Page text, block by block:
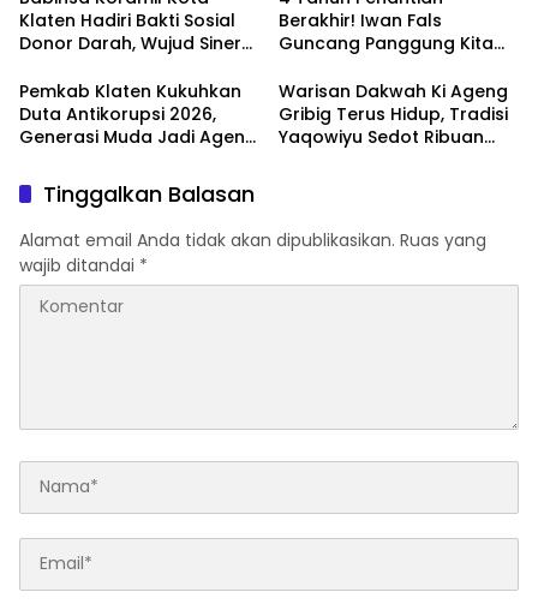
Klaten Hadiri Bakti Sosial
Donor Darah, Wujud Sinergi
Ketersediaan Stok Darah
Berakhir! Iwan Fals
Guncang Panggung Kita
Ayolah Mulai
Pemkab Klaten Kukuhkan
Duta Antikorupsi 2026,
Generasi Muda Jadi Agen
Warisan Dakwah Ki Ageng
Gribig Terus Hidup, Tradisi
Yaqowiyu Sedot Ribuan
Tinggalkan Balasan
Alamat email Anda tidak akan dipublikasikan. Ruas yang
wajib ditandai *